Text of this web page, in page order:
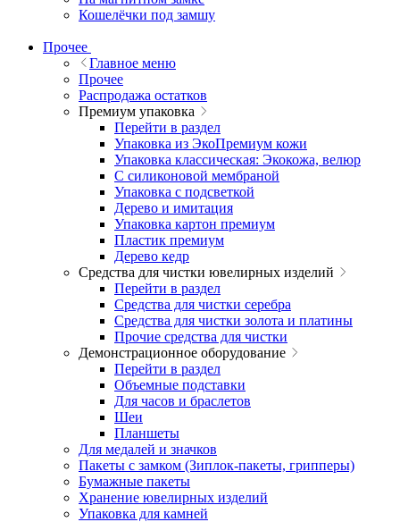
Кошелёчки под замшу
Прочее
Главное меню
Прочее
Распродажа остатков
Премиум упаковка
Перейти в раздел
Упаковка из ЭкоПремиум кожи
Упаковка классическая: Экокожа, велюр
С силиконовой мембраной
Упаковка с подсветкой
Дерево и имитация
Упаковка картон премиум
Пластик премиум
Дерево кедр
Средства для чистки ювелирных изделий
Перейти в раздел
Средства для чистки серебра
Средства для чистки золота и платины
Прочие средства для чистки
Демонстрационное оборудование
Перейти в раздел
Объемные подставки
Для часов и браслетов
Шеи
Планшеты
Для медалей и значков
Пакеты с замком (Зиплок-пакеты, грипперы)
Бумажные пакеты
Хранение ювелирных изделий
Упаковка для камней